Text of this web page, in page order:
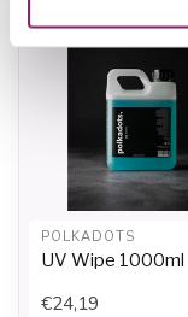
POLKADOTS
UV Wipe 1000ml
€24,19